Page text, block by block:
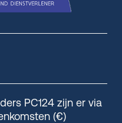
PC124 zijn er via
(€)